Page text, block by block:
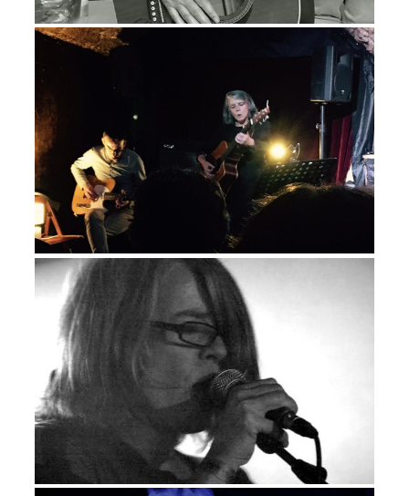
Hongrie
), ou de tortueuses et
magnétiques complaintes qui
Les lettres
Les élans), il se dégage
de l’ensemble une implacable
mélancolie, brodée d’accords
mineurs, de lacérations
blafardes et d’harmonies au
bord du murmure. Sur
quelques titres, Philippe
Tiphaine
( Héliogabale
la six-cordes, tandis que
Charles Versarihimself se
charge d’enregistrer les voix :
indéniablement, entre chien et
loup, canyon et ruelle, folk et
rock, l’ambitieuxLes battements